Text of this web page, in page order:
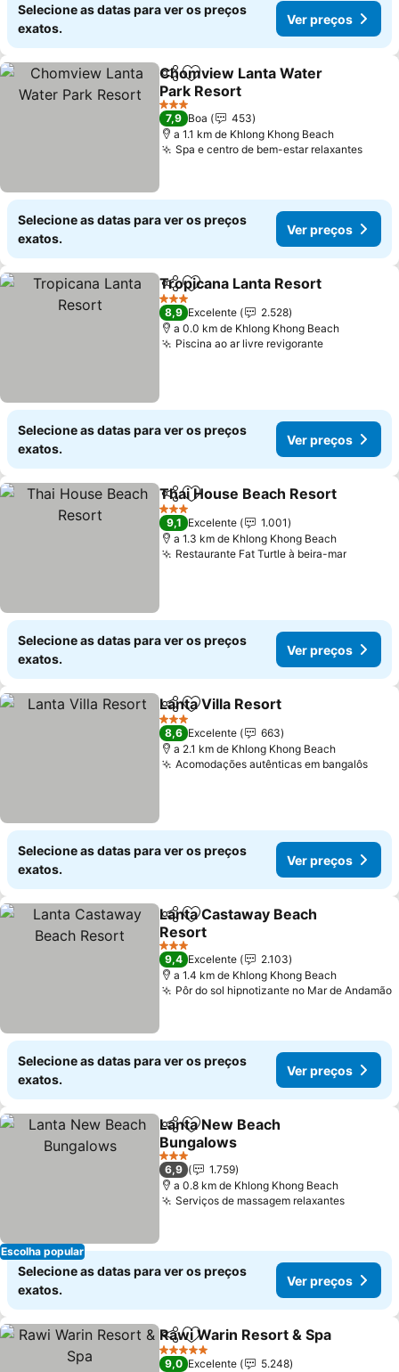
Selecione as datas para ver os preços
exatos.
Ver preços
PartilharAdicionar aos favoritos
Chomview Lanta Water
Park Resort
Ver preços
3 Estrelas
7,9 Boa
453
a 1.1 km de Khlong Khong Beach
Spa e centro de bem-estar relaxantesVer
Selecione as datas para ver os preços
exatos.
Ver preços
PartilharAdicionar aos favoritos
Tropicana Lanta Resort
3 Estrelas
8,9 Excelente
2.528
a 0.0 km de Khlong Khong Beach
Piscina ao ar livre revigoranteVer preços
Selecione as datas para ver os preços
exatos.
Ver preços
PartilharAdicionar aos favoritos
Thai House Beach Resort
3 Estrelas
9,1 Excelente
1.001
a 1.3 km de Khlong Khong Beach
Restaurante Fat Turtle à beira-marVer
Selecione as datas para ver os preços
exatos.
Ver preços
PartilharAdicionar aos favoritos
Lanta Villa Resort
3 Estrelas
8,6 Excelente
663
a 2.1 km de Khlong Khong Beach
Acomodações autênticas em bangalôsVer
Selecione as datas para ver os preços
exatos.
Ver preços
PartilharAdicionar aos favoritos
Lanta Castaway Beach
Resort
Ver preços
3 Estrelas
9,4 Excelente
2.103
a 1.4 km de Khlong Khong Beach
Pôr do sol hipnotizante no Mar de Andamão
Selecione as datas para ver os preços
exatos.
Ver preços
Escolha popular
PartilharAdicionar aos favoritos
Lanta New Beach
Bungalows
Ver preços
3 Estrelas
6,9
1.759
a 0.8 km de Khlong Khong Beach
Serviços de massagem relaxantesVer
Selecione as datas para ver os preços
exatos.
Ver preços
PartilharAdicionar aos favoritos
Rawi Warin Resort & Spa
5 Estrelas
9,0 Excelente
5.248